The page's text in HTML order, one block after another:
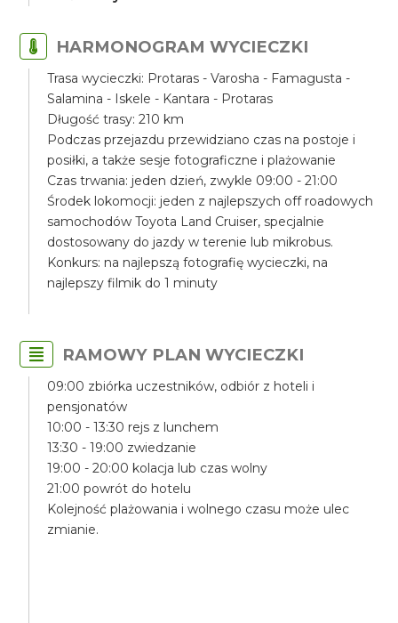
HARMONOGRAM WYCIECZKI
Trasa wycieczki: Protaras - Varosha - Famagusta -
Salamina - Iskele - Kantara - Protaras
Długość trasy: 210 km
Podczas przejazdu przewidziano czas na postoje i
posiłki, a także sesje fotograficzne i plażowanie
Czas trwania: jeden dzień, zwykle 09:00 - 21:00
Środek lokomocji: jeden z najlepszych off roadowych
samochodów Toyota Land Cruiser, specjalnie
dostosowany do jazdy w terenie lub mikrobus.
Konkurs: na najlepszą fotografię wycieczki, na
najlepszy filmik do 1 minuty
RAMOWY PLAN WYCIECZKI
09:00 zbiórka uczestników, odbiór z hoteli i
pensjonatów
10:00 - 13:30 rejs z lunchem
13:30 - 19:00 zwiedzanie
19:00 - 20:00 kolacja lub czas wolny
21:00 powrót do hotelu
Kolejność plażowania i wolnego czasu może ulec
zmianie.